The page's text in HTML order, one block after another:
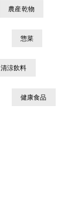
農産乾物
惣菜
清涼飲料
健康食品